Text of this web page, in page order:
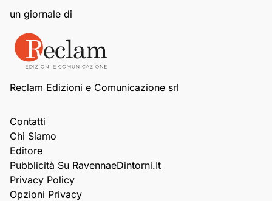
un giornale di
Reclam Edizioni e Comunicazione srl
Contatti
Chi Siamo
Editore
Pubblicità Su RavennaeDintorni.it
Privacy Policy
Opzioni Privacy